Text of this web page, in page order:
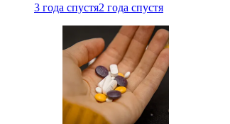
3 года спустя2 года спустя